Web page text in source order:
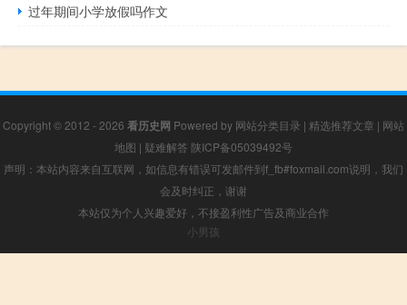
过年期间小学放假吗作文
Copyright © 2012 - 2026 看历史网 Powered by 网站分类目录 | 精选推荐文章 | 网站
地图 | 疑难解答 陕ICP备05039492号
声明：本站内容来自互联网，如信息有错误可发邮件到f_fb#foxmail.com说明，我们
会及时纠正，谢谢
本站仅为个人兴趣爱好，不接盈利性广告及商业合作
小男孩